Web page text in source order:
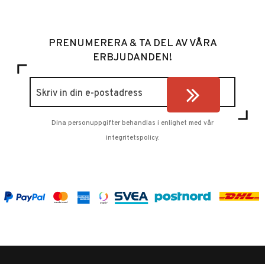
PRENUMERERA & TA DEL AV VÅRA
ERBJUDANDEN!
Dina personuppgifter behandlas i enlighet med vår
integritetspolicy.